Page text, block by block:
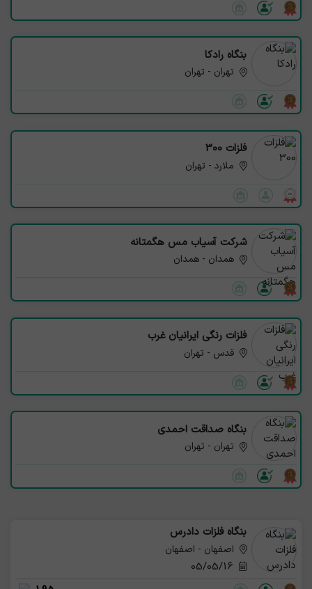
بنگاه رادکا
تهران - تهران
فلزات 300
ملارد - تهران
شرکت آسیاب مس هگمتانه
همدان - همدان
فلزات رنگی ایرانیان غرب
قدس - تهران
بنگاه صداقت احمدی
تهران - تهران
بنگاه فلزات دادرس
اصفهان - اصفهان
05/05/16